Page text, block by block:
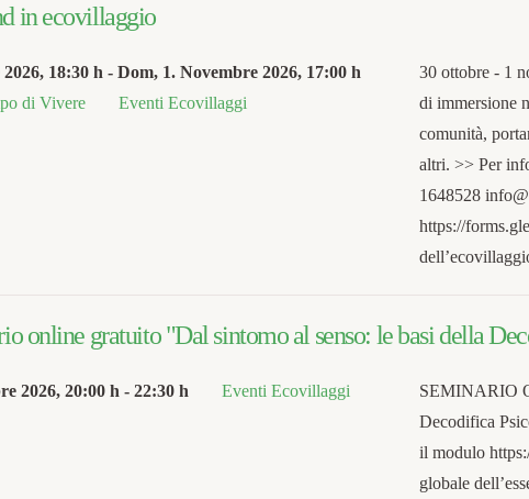
in ecovillaggio
, 18:30 h - Dom, 1. Novembre 2026, 17:00 h
di Vivere
Eventi Ecovillaggi
30 ottobre - 1
di immersione
comunità,
altri. >> Per
1648528
https://
online gratuito "Dal sintomo al senso: le basi della
2026, 20:00 h - 22:30 h Eventi Ecovillaggi
SEMINARIO
Decodifica
il modulo
globale